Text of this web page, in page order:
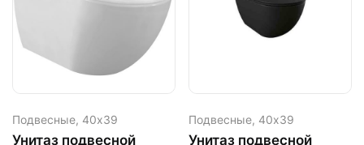
Подвесные, 40х39
Унитаз подвесной
Подвесные, 40х39
Унитаз подвесной